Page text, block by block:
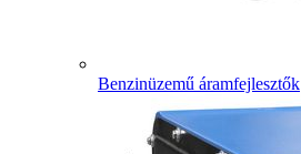
Benzinüzemű áramfejlesztők